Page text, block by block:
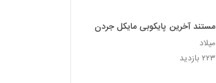
مستند آخرین پایکوبی مایکل جردن
میلاد
۲۲۳ بازدید